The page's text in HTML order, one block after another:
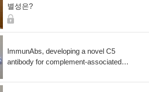
별성은?
ImmunAbs, developing a novel C5
antibody for complement-associated